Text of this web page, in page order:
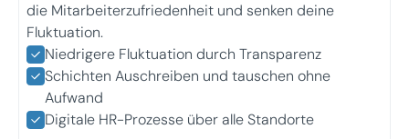
die Mitarbeiterzufriedenheit und senken deine
Fluktuation.
Niedrigere Fluktuation durch Transparenz
Schichten Auschreiben und tauschen ohne
Aufwand
Digitale HR-Prozesse über alle Standorte